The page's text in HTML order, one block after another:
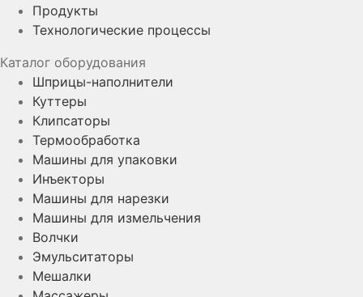
Продукты
Технологические процессы
Каталог оборудования
Шприцы-наполнители
Куттеры
Клипсаторы
Термообработка
Машины для упаковки
Инъекторы
Машины для нарезки
Машины для измельчения
Волчки
Эмульситаторы
Мешалки